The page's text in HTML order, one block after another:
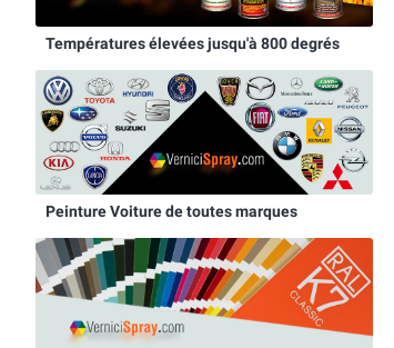
Températures élevées jusqu'à 800 degrés
Peinture Voiture de toutes marques